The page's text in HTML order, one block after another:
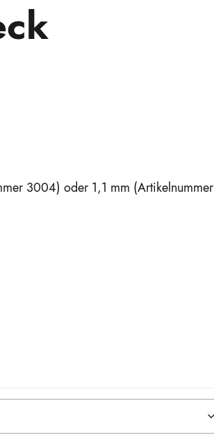
3004) oder 1,1 mm (Artikelnummer